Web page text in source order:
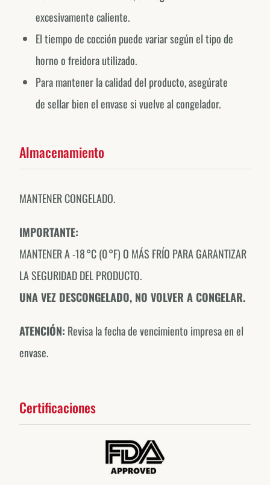
excesivamente caliente.
El tiempo de cocción puede variar según el tipo de
horno o freidora utilizado.
Para mantener la calidad del producto, asegúrate
de sellar bien el envase si vuelve al congelador.
Almacenamiento
MANTENER CONGELADO.
IMPORTANTE:
MANTENER A -18 °C (0 °F) O MÁS FRÍO PARA GARANTIZAR
LA SEGURIDAD DEL PRODUCTO.
UNA VEZ DESCONGELADO, NO VOLVER A CONGELAR.
ATENCIÓN: Revisa la fecha de vencimiento impresa en el
envase.
Certificaciones